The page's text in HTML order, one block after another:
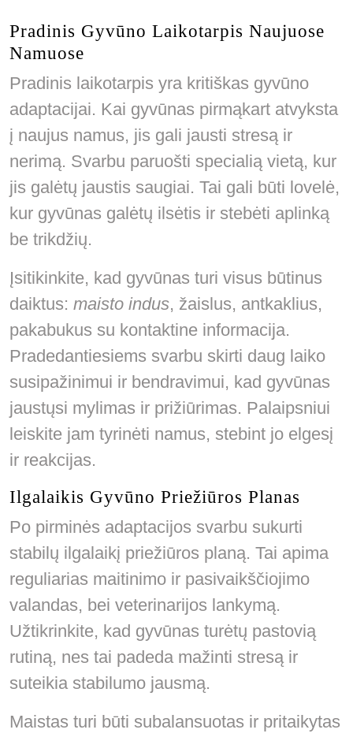
Pradinis Gyvūno Laikotarpis Naujuose
Namuose
Pradinis laikotarpis yra kritiškas gyvūno
adaptacijai. Kai gyvūnas pirmąkart atvyksta
į naujus namus, jis gali jausti stresą ir
nerimą. Svarbu paruošti specialią vietą, kur
jis galėtų jaustis saugiai. Tai gali būti lovelė,
kur gyvūnas galėtų ilsėtis ir stebėti aplinką
be trikdžių.
Įsitikinkite, kad gyvūnas turi visus būtinus
daiktus: maisto indus, žaislus, antkaklius,
pakabukus su kontaktine informacija.
Pradedantiesiems svarbu skirti daug laiko
susipažinimui ir bendravimui, kad gyvūnas
jaustųsi mylimas ir prižiūrimas. Palaipsniui
leiskite jam tyrinėti namus, stebint jo elgesį
ir reakcijas.
Ilgalaikis Gyvūno Priežiūros Planas
Po pirminės adaptacijos svarbu sukurti
stabilų ilgalaikį priežiūros planą. Tai apima
reguliarias maitinimo ir pasivaikščiojimo
valandas, bei veterinarijos lankymą.
Užtikrinkite, kad gyvūnas turėtų pastovią
rutiną, nes tai padeda mažinti stresą ir
suteikia stabilumo jausmą.
Maistas turi būti subalansuotas ir pritaikytas